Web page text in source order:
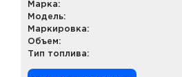
Марка:
Модель:
Маркировка:
Объем:
Тип топлива: